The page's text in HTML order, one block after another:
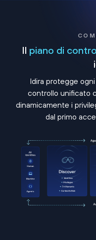
Il piano di
Idira protegge
controllo unificato
dinamicamente i
dal primo